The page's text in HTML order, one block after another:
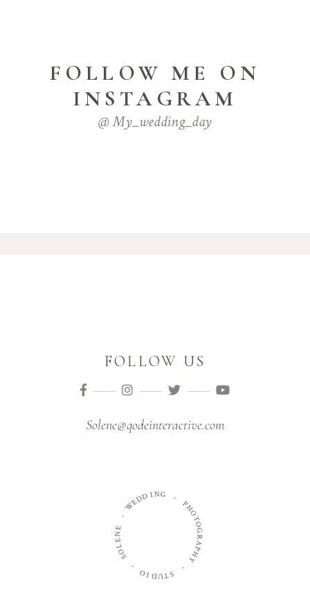
FOLLOW ME ON
INSTAGRAM
@ My_wedding_day
FOLLOW US
Solene@qodeinteractive.com
-
WEDDING -
PH
O
T
O
G
R
A
P
H
Y
-
S
T
U
D
I
O
-
S
O
L
E
N
E